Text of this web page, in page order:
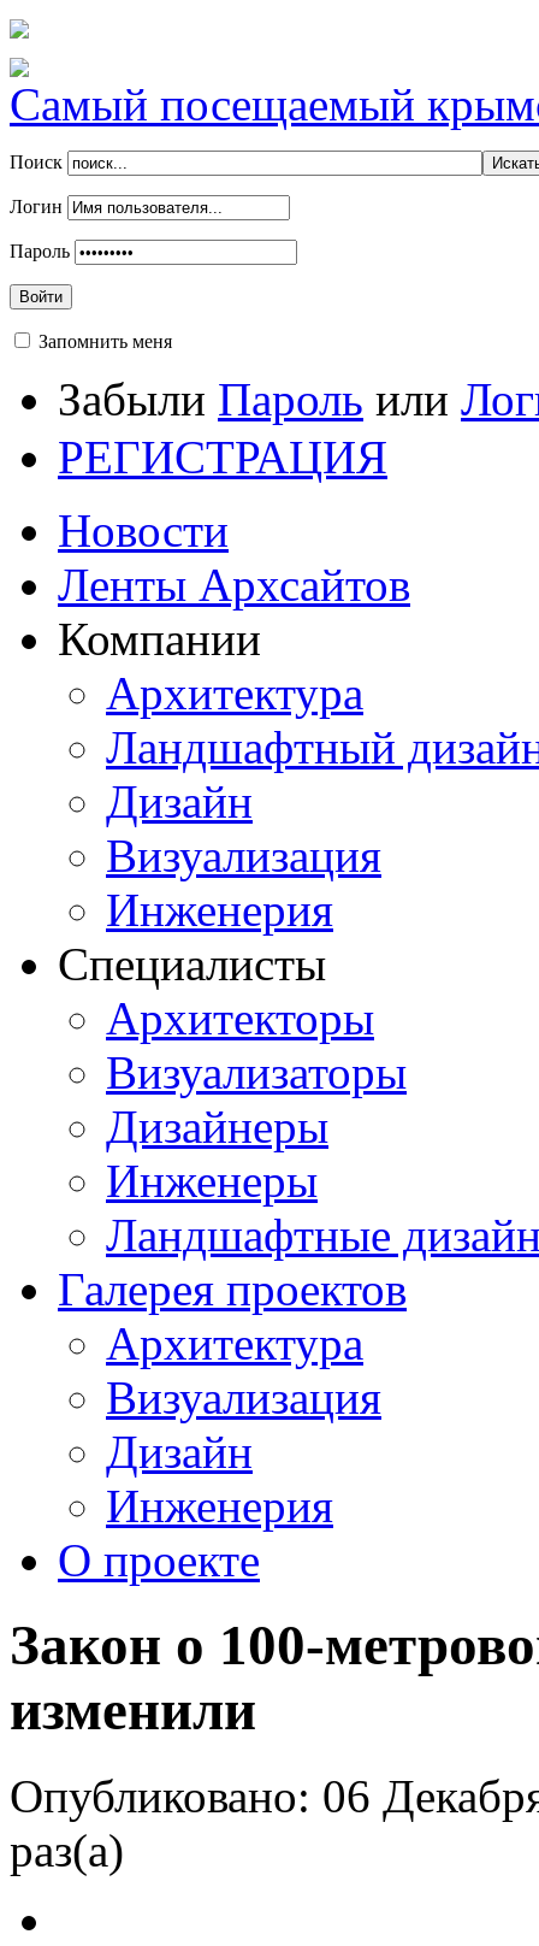
Самый посещаемый
Поиск
Логин
Пароль
Войти
Запомнить меня
Забыли Пароль или
РЕГИСТРАЦИЯ
Новости
Ленты Архсайтов
Компании
Архитектура
Ландшафтный
Дизайн
Визуализация
Инженерия
Специалисты
Архитекторы
Визуализаторы
Дизайнеры
Инженеры
Ландшафтные
Галерея проектов
Архитектура
Визуализация
Дизайн
Инженерия
О проекте
Закон о 100-
изменили
Опубликовано: 06
раз(а)